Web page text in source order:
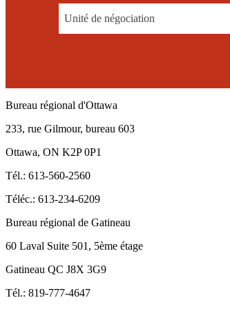
Unité de négociation
Bureau régional d'Ottawa
233, rue Gilmour, bureau 603
Ottawa, ON K2P 0P1
Tél.: 613-560-2560
Téléc.: 613-234-6209
Bureau régional de Gatineau
60 Laval Suite 501, 5ème étage
Gatineau QC J8X 3G9
Tél.: 819-777-4647